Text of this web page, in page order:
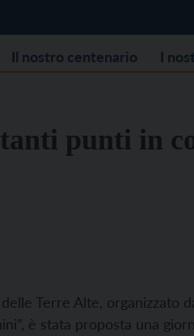
Il nostro centenario I
punti in
Terre Alte, organizzato
è stata proposta una